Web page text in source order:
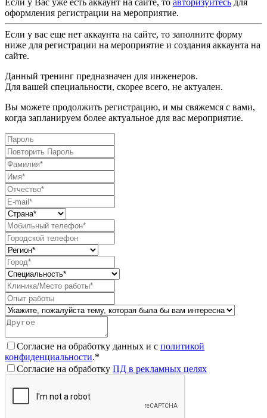
оформления регистрации на мероприятие.
Если у вас еще нет аккаунта на сайте, то заполните форму
ниже для регистрации на мероприятие и создания аккаунта на
сайте.
Данный тренинг предназначен для инженеров.
Для вашей специальности, скорее всего, не актуален.
Вы можете продолжить регистрацию, и мы свяжемся с вами,
когда запланируем более актуальное для вас мероприятие.
Согласие на обработку данных и с политикой
конфиденциальности.*
Согласие на обработку ПД в рекламных целях